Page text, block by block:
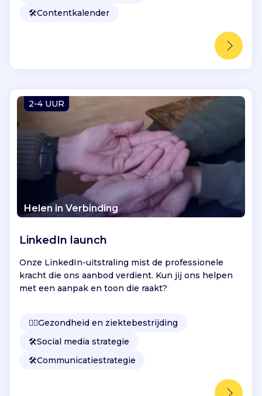
🛠️Contentkalender
2-4 UUR
Helen in Verbinding
LinkedIn launch
Onze LinkedIn-uitstraling mist de professionele
kracht die ons aanbod verdient. Kun jij ons helpen
met een aanpak en toon die raakt?
👩‍⚕️Gezondheid en ziektebestrijding
🛠️Social media strategie
🛠️Communicatiestrategie